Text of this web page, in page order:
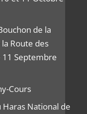
de la
Route des
11 Septembre
Cours
National de